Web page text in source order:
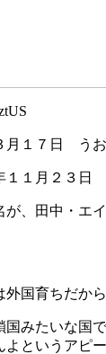
月１７日 う
１１月２３日
が、田中・エ
国育ちだか
みたいな国
というアピ